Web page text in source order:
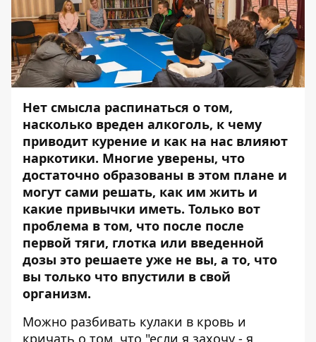
Нет смысла распинаться о том,
насколько вреден алкоголь, к чему
приводит курение и как на нас влияют
наркотики. Многие уверены, что
достаточно образованы в этом плане и
могут сами решать, как им жить и
какие привычки иметь. Только вот
проблема в том, что после после
первой тяги, глотка или введенной
дозы это решаете уже не вы, а то, что
вы только что впустили в свой
организм.
Можно разбивать кулаки в кровь и
кричать о том, что "если я захочу - я